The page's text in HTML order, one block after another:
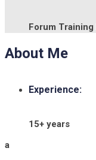
Forum Training
About Me
Experience:
15+ years
a